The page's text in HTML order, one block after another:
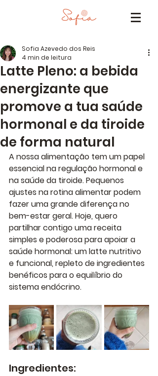
Latte Pleno: a bebida
energizante que
promove a tua saúde
hormonal e da tiroide
de forma natural
Sofia Azevedo dos Reis
4 min de leitura
A nossa alimentação tem um papel
essencial na regulação hormonal e
na saúde da tiroide. Pequenos
ajustes na rotina alimentar podem
fazer uma grande diferença no
bem-estar geral. Hoje, quero
partilhar contigo uma receita
simples e poderosa para apoiar a
saúde hormonal: um latte nutritivo
e funcional, repleto de ingredientes
benéficos para o equilíbrio do
sistema endócrino.
Ingredientes: